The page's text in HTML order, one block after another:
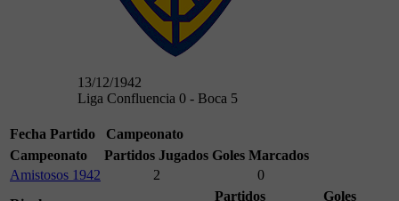
13/12/1942
Liga Confluencia 0 - Boca 5
Fecha Partido
Campeonato
Campeonato
Partidos Jugados Goles Marcados
Amistosos 1942
2
0
Partidos Goles